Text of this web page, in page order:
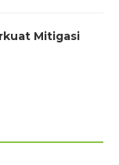
Mitigasi